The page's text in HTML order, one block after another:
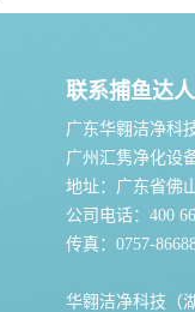
联系捕鱼达人
广东华翱洁净科
广州汇隽净化设
地址：广东省佛
公司电话：400
传真：0757-
华翱洁净科技（